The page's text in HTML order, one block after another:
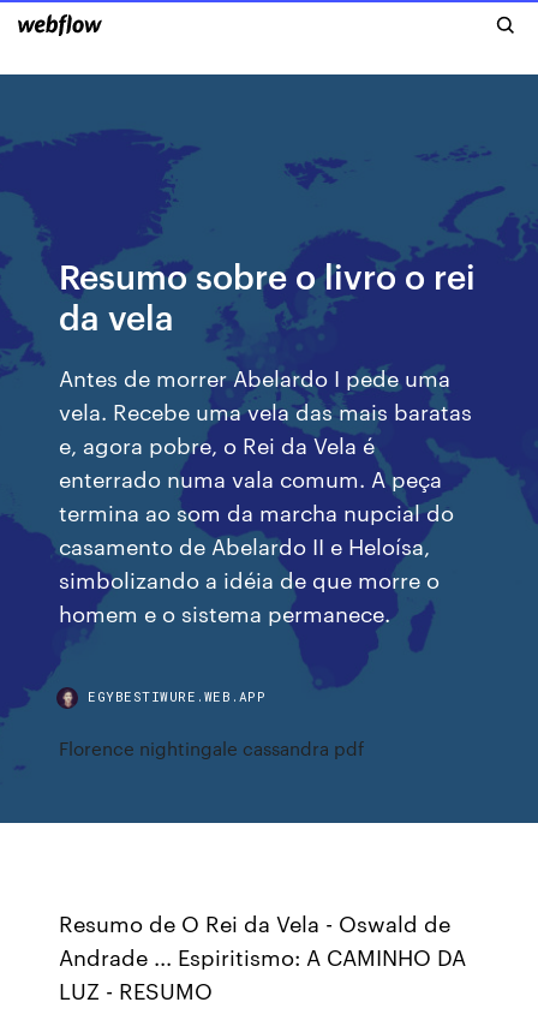
Resumo sobre o livro o rei
da vela
Antes de morrer Abelardo I pede uma
vela. Recebe uma vela das mais baratas
e, agora pobre, o Rei da Vela é
enterrado numa vala comum. A peça
termina ao som da marcha nupcial do
casamento de Abelardo II e Heloísa,
simbolizando a idéia de que morre o
homem e o sistema permanece.
EGYBESTIWURE.WEB.APP
Florence nightingale cassandra pdf
Resumo de O Rei da Vela - Oswald de
Andrade ... Espiritismo: A CAMINHO DA
LUZ - RESUMO